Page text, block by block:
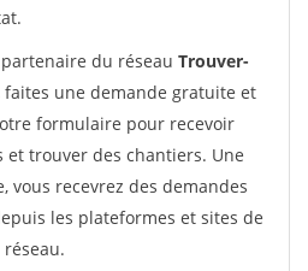
du réseau Trouver-
faites une demande gratuite et
formulaire pour recevoir
et trouver des chantiers. Une
vous recevrez des demandes
les plateformes et sites de